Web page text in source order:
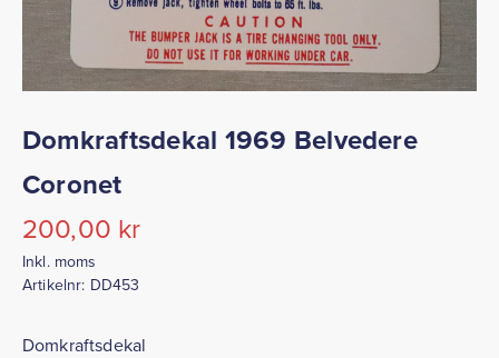
Domkraftsdekal 1969 Belvedere
Coronet
200,00 kr
Inkl. moms
Artikelnr: DD453
Domkraftsdekal